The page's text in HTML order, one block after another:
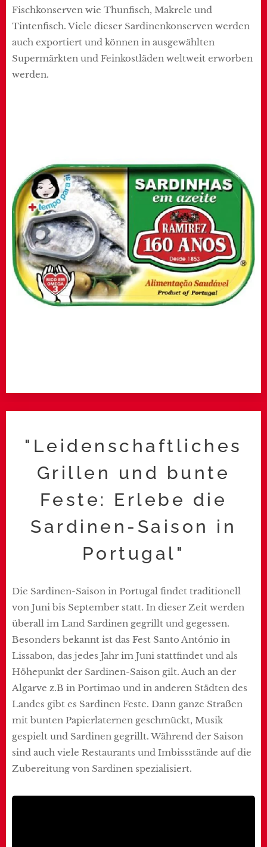
Fischkonserven wie Thunfisch, Makrele und
Tintenfisch. Viele dieser Sardinenkonserven werden
auch exportiert und können in ausgewählten
Supermärkten und Feinkostläden weltweit erworben
werden.
"Leidenschaftliches
Grillen und bunte
Feste: Erlebe die
Sardinen-Saison in
Portugal"
Die Sardinen-Saison in Portugal findet traditionell
von Juni bis September statt. In dieser Zeit werden
überall im Land Sardinen gegrillt und gegessen.
Besonders bekannt ist das Fest Santo António in
Lissabon, das jedes Jahr im Juni stattfindet und als
Höhepunkt der Sardinen-Saison gilt. Auch an der
Algarve z.B in Portimao und in anderen Städten des
Landes gibt es Sardinen Feste. Dann ganze Straßen
mit bunten Papierlaternen geschmückt, Musik
gespielt und Sardinen gegrillt. Während der Saison
sind auch viele Restaurants und Imbissstände auf die
Zubereitung von Sardinen spezialisiert.